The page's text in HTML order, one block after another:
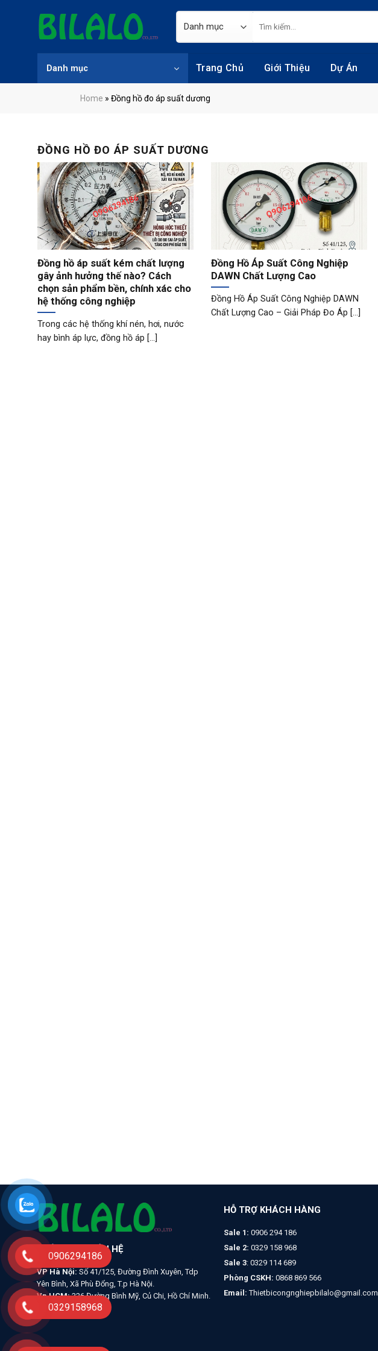
kiếm:
Danh mục Trang Chủ Giới Thiệu Dự Án
Home » Đồng hồ đo áp suất dương
ĐỒNG HỒ ĐO ÁP SUẤT DƯƠNG
Đồng hồ áp suất kém chất lượng
gây ảnh hưởng thế nào? Cách
chọn sản phẩm bền, chính xác cho
hệ thống công nghiệp
Trong các hệ thống khí nén, hơi, nước
hay bình áp lực, đồng hồ áp [...]
Đồng Hồ Áp Suất Công Nghiệp
DAWN Chất Lượng Cao
Đồng Hồ Áp Suất Công Nghiệp DAWN
Chất Lượng Cao – Giải Pháp Đo Áp [...]
THÔNG TIN LIÊN HỆ
VP Hà Nội: Số 41/125, Đường Đình Xuyên, Tdp
Yên Bình, Xã Phù Đổng, T.p Hà Nội.
Vp HCM:326 Đường Bình Mỹ, Củ Chi, Hồ Chí Minh.
HỖ TRỢ KHÁCH HÀNG
Sale 1:0906 294 186
Sale 2: 0329 158 968
Sale 3: 0329 114 689
Phòng CSKH: 0868 869 566
Email: Thietbicongnghiepbilalo@gmail.com
0906294186
0329158968